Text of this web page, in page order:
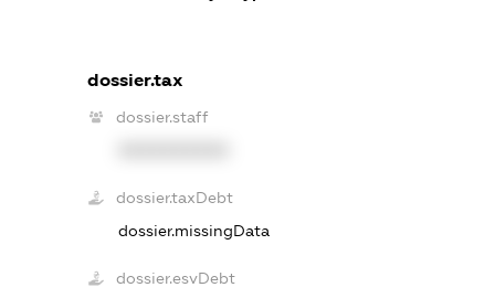
dossier.tax
dossier.staff
dossier.taxDebt
dossier.missingData
dossier.esvDebt